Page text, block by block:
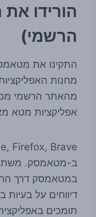
הורידו
הרשמי)
התקינו את
מחנות
מהאתר הרשמי
אפליקציות מטא
במטאמסק דרך
דיווחים על
תומכים